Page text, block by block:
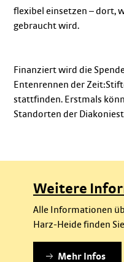
flexibel einsetzen – dort,
gebraucht wird.
Finanziert wird die
Entenrennen der
stattfinden. Erstmals
Standorten der
Weitere
Alle Informationen
Harz-Heide finden
Mehr Infos